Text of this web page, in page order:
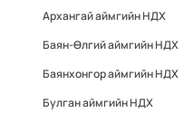
Архангай аймгийн НДХ
Баян-Өлгий аймгийн НДХ
Баянхонгор аймгийн НДХ
Булган аймгийн НДХ